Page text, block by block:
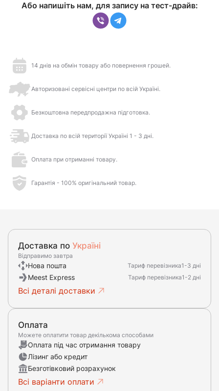
Або напишіть нам, для запису на тест-драйв:
14 днів на обмін товару або повернення грошей.
Авторизовані сервісні центри по всій Україні.
Безкоштовна передпродажна підготовка.
Доставка по всій території Україні 1 - 3 дні.
Оплата при отриманні товару.
Гарантія - 100% оригінальний товар.
Доставка по Україні
Відправимо завтра
Нова пошта Тариф перевізника1-3 дні
Meest Express Тариф перевізника1-2 дні
Всі деталі доставки
Оплата
Можете оплатити товар декількома способами
Оплата під час отримання товару
Лізинг або кредит
Безготівковий розрахунок
Всі варіанти оплати